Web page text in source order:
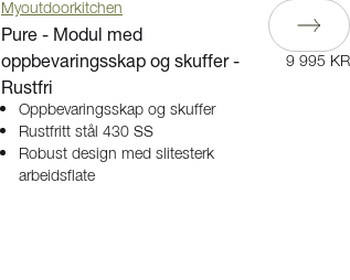
Myoutdoorkitchen
Pure - Modul med
oppbevaringsskap og skuffer -
Rustfri
Oppbevaringsskap og skuffer
Rustfritt stål 430 SS
Robust design med slitesterk
arbeidsflate
9 995 KR